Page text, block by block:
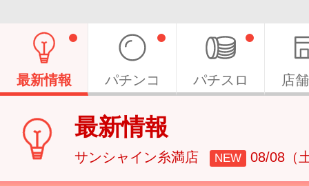
最新情報 パチンコ パチスロ 店
最新情報
サンシャイン糸満店 NEW 08/08（